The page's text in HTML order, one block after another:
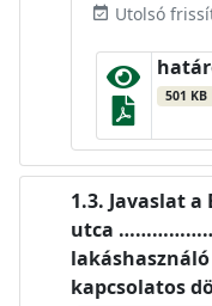
event_available Utolsó
501 KB
Javaslat
utca ………………
kapcsolatos